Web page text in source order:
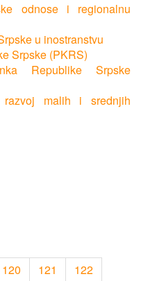
odnose i regionalnu
u inostranstvu
Srpske (PKRS)
Republike Srpske
malih i srednjih
120 121 122